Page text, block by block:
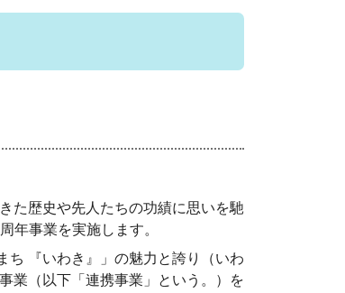
組織一覧
た歴史や先人たちの功績に思いを馳
年事業を実施します。
『いわき』」の魅力と誇り（いわ
業（以下「連携事業」という。）を